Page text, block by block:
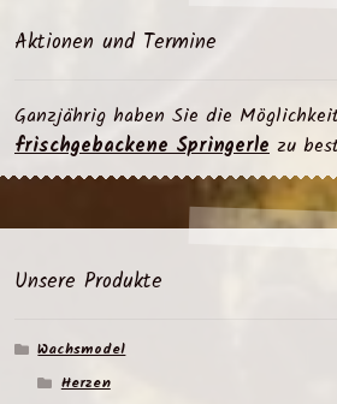
Aktionen und Termine
Ganzjährig haben Sie die
frischgebackene Springerlezu
Unsere Produkte
Wachsmodel
Herzen